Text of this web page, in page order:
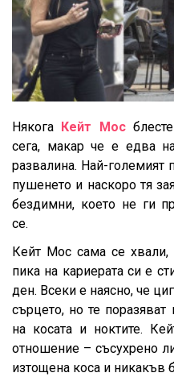
Някога Кейт Мос
сега, макар че е едва
развалина. Най-големият
пушенето и наскоро тя
бездимни, което не ги
се.
Кейт Мос сама се
пика на кариерата си е
ден. Всеки е наясно, че
сърцето, но те поразяват
на косата и ноктите.
отношение – съсухрено
изтощена коса и никакъв